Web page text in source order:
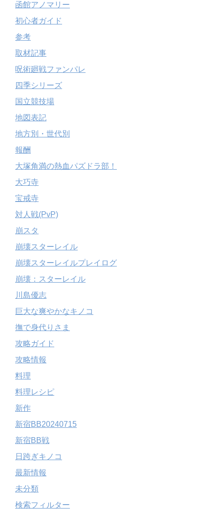
函館アノマリー
初心者ガイド
参考
取材記事
呪術廻戦ファンパレ
四季シリーズ
国立競技場
地図表記
地方別・世代別
報酬
大塚角満の熱血パズドラ部！
大巧寺
宝戒寺
対人戦(PvP)
崩スタ
崩壊スターレイル
崩壊スターレイルプレイログ
崩壊：スターレイル
川島優志
巨大な爽やかなキノコ
撫で身代りさま
攻略ガイド
攻略情報
料理
料理レシピ
新作
新宿BB20240715
新宿BB戦
日跨ぎキノコ
最新情報
未分類
検索フィルター